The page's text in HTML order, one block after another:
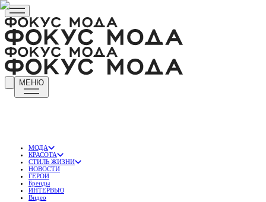
МЕНЮ
МОДА
КРАСОТА
СТИЛЬ ЖИЗНИ
НОВОСТИ
ГЕРОИ
Бренды
ИНТЕРВЬЮ
Видео